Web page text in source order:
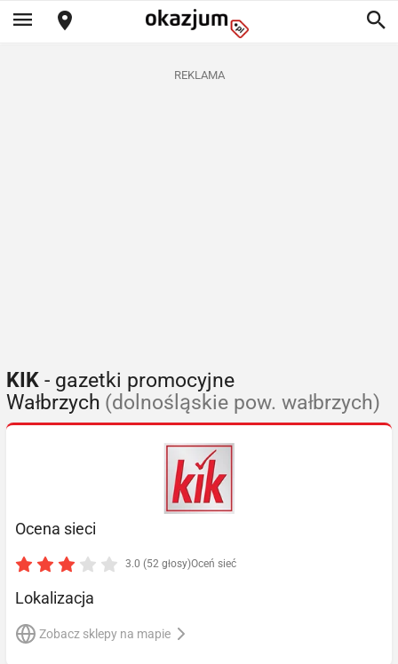
REKLAMA
KIK - gazetki promocyjne
Wałbrzych (dolnośląskie pow. wałbrzych)
Ocena sieci
3.0 (52 głosy)Oceń sieć
Lokalizacja
Zobacz sklepy na mapie